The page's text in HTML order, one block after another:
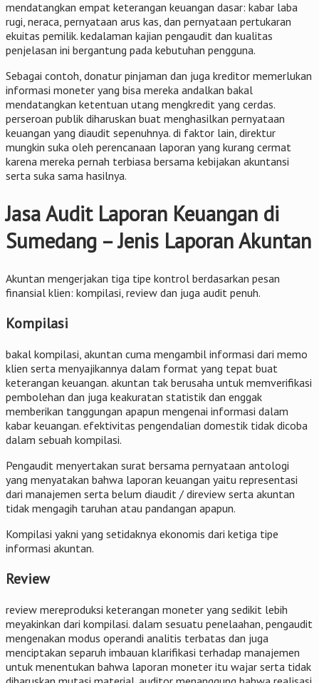
mendatangkan empat keterangan keuangan dasar: kabar laba
rugi, neraca, pernyataan arus kas, dan pernyataan pertukaran
ekuitas pemilik. kedalaman kajian pengaudit dan kualitas
penjelasan ini bergantung pada kebutuhan pengguna.
Sebagai contoh, donatur pinjaman dan juga kreditor memerlukan
informasi moneter yang bisa mereka andalkan bakal
mendatangkan ketentuan utang mengkredit yang cerdas.
perseroan publik diharuskan buat menghasilkan pernyataan
keuangan yang diaudit sepenuhnya. di faktor lain, direktur
mungkin suka oleh perencanaan laporan yang kurang cermat
karena mereka pernah terbiasa bersama kebijakan akuntansi
serta suka sama hasilnya.
Jasa Audit Laporan Keuangan di
Sumedang – Jenis Laporan Akuntan
Akuntan mengerjakan tiga tipe kontrol berdasarkan pesan
finansial klien: kompilasi, review dan juga audit penuh.
Kompilasi
bakal kompilasi, akuntan cuma mengambil informasi dari memo
klien serta menyajikannya dalam format yang tepat buat
keterangan keuangan. akuntan tak berusaha untuk memverifikasi
pembolehan dan juga keakuratan statistik dan enggak
memberikan tanggungan apapun mengenai informasi dalam
kabar keuangan. efektivitas pengendalian domestik tidak dicoba
dalam sebuah kompilasi.
Pengaudit menyertakan surat bersama pernyataan antologi
yang menyatakan bahwa laporan keuangan yaitu representasi
dari manajemen serta belum diaudit / direview serta akuntan
tidak mengagih taruhan atau pandangan apapun.
Kompilasi yakni yang setidaknya ekonomis dari ketiga tipe
informasi akuntan.
Review
review mereproduksi keterangan moneter yang sedikit lebih
meyakinkan dari kompilasi. dalam sesuatu penelaahan, pengaudit
mengenakan modus operandi analitis terbatas dan juga
menciptakan separuh imbauan klarifikasi terhadap manajemen
untuk menentukan bahwa laporan moneter itu wajar serta tidak